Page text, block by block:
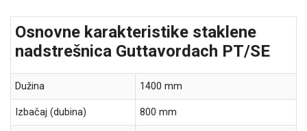
Osnovne karakteristike staklene
nadstrešnica Guttavordach PT/SE
Dužina 1400 mm
Izbačaj (dubina) 800 mm